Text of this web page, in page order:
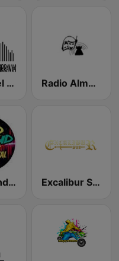
La Veu del Baix Matarranya Radio Almenar 106.7
Loudsoundmetal Excalibur Sur